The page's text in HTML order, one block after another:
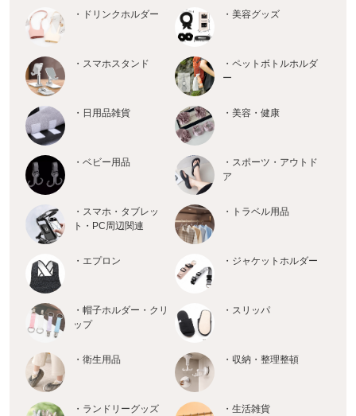
・ドリンクホルダー ・美容グッズ
・スマホスタンド
・ペットボトルホルダ
ー
・日用品雑貨 ・美容・健康
・ベビー用品
・スポーツ・アウトド
ア
・スマホ・タブレッ
ト・PC周辺関連
・トラベル用品
・エプロン ・ジャケットホルダー
・帽子ホルダー・クリ
ップ
・スリッパ
・衛生用品 ・収納・整理整頓
・ランドリーグッズ ・生活雑貨